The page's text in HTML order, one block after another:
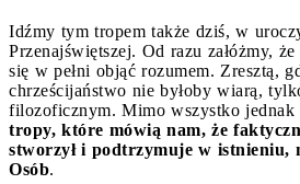
Idźmy tym tropem także dziś, w
Przenajświętszej. Od razu załóżmy,
się w pełni objąć rozumem. Zresztą,
chrześcijaństwo nie byłoby wiarą,
filozoficznym. Mimo wszystko jednak
tropy, które mówią nam, że
stworzył i podtrzymuje w istnieniu,
Osób.